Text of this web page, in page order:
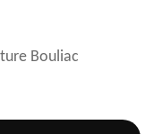
Bouliac